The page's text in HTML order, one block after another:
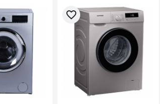
favorite_border